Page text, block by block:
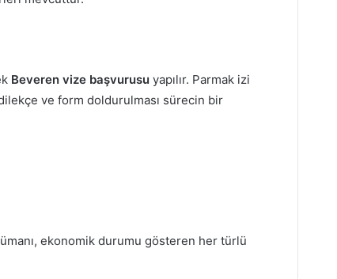
Beveren vize başvurusu yapılır. Parmak izi
ve form doldurulması sürecin bir
ekonomik durumu gösteren her türlü